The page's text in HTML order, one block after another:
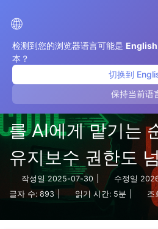
🌐
检测到您的浏览器语言可能是 English
本？
切换到
保持当前语
바이브 코딩(Vibe
를 AI에게 맡기는
유지보수 권한도
천천히 배우는
작성일 2025-07-30 수정일
글자 수: 893 | 읽기 시간: 5분 조